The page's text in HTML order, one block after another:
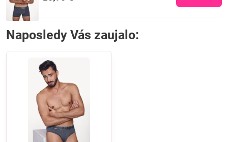
Naposledy Vás zaujalo: